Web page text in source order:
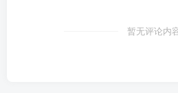
暂无评论内